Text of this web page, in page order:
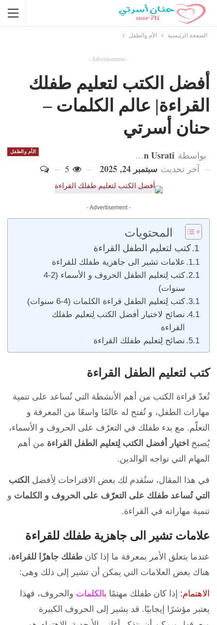
الصفحة الرئيسية الأم والطفل
- Advertisement -
أفضل الكتب لتعليم طفلك
القراءة| عالم الكلمات –
حنان أسرتي
الأم والطفل بواسطة Hanan Usrati
آخر تحديث سبتمبر 24, 2025
- Advertisement -
المحتويات
كتب لتعليم الطفل القراءة
علامات تشير الى جاهزية طفلك للقراءة
كتب لِتعليم الطفل الحروف و الأسماء (2-4
سنوات)
كتب لِتعليم الطفل قراءة الكلمات (4-6 سنوات)
نصائح لاختيار أفضل الكتب لِتعليم طفلك
القراءة
نصائح لِتعليم طفلك القراءة
كتب لتعليم الطفل القراءة
تُعدّ قراءة الكتب من أهم الأنشطة التي تُساعد على تنمية
مهارات الطفل، و تُفتح له عالمًا واسعًا من المعرفة و
التعلّم. مع بدء طفلك في التعرّف على الحروف و الأسماء،
يُصبح اختيار أفضل الكتب لِتعليم الطفل القراءة من أهم
المهام التي تواجه الوالدين.
في هذا المقال، سنُقدم لك بعض الاقتراحات لِأفضل الكتب
التي تُساعد طفلك على التعرّف على الحروف و الكلمات و
تنمية مهاراته في القراءة.
علامات تشير الى جاهزية طفلك للقراءة
عندما يتعلق الأمر بمعرفة ما إذا كان طفلك جاهزًا للقراءة،
هناك بعض العلامات التي يمكن أن تشير إلى ذلك وهى:
الاهتمام: إذا كان طفلك مهتمًا بالكلمات والحروف، فهذا
يعتبر مؤشرًا إيجابيًا. قد يشير إلى الحروف الكبيرة